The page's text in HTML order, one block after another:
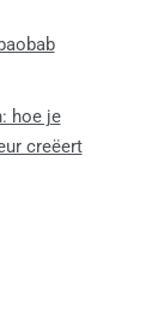
hoe je
creëert